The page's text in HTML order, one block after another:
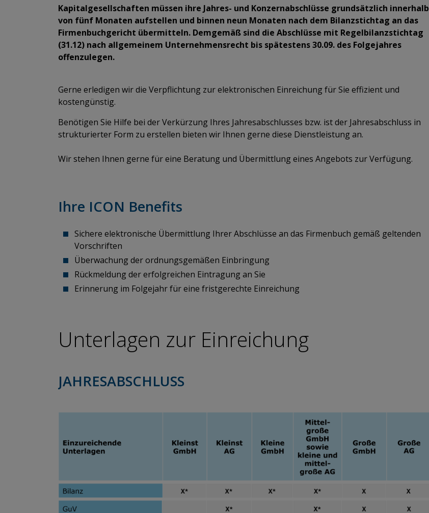
Kapitalgesellschaften müssen ihre Jahres- und Konzernabschlüsse grundsätzlich innerhalb
von fünf Monaten aufstellen und binnen neun Monaten nach dem Bilanzstichtag an das
Firmenbuchgericht übermitteln. Demgemäß sind die Abschlüsse mit Regelbilanzstichtag
(31.12) nach allgemeinem Unternehmensrecht bis spätestens 30.09. des Folgejahres
offenzulegen.
​​​​​​​Gerne erledigen wir die Verpflichtung zur elektronischen Einreichung für Sie effizient und
kostengünstig.
Benötigen Sie Hilfe bei der Verkürzung Ihres Jahresabschlusses bzw. ist der Jahresabschluss in
strukturierter Form zu erstellen bieten wir Ihnen gerne diese Dienstleistung an.
​​​​​​​Wir stehen Ihnen gerne für eine Beratung und Übermittlung eines Angebots zur Verfügung.​​​
Ihre ICON Benefits​​​​​​​
Sichere elektronische Übermittlung Ihrer Abschlüsse an das Firmenbuch gemäß geltenden
Vorschriften
Überwachung der ordnungsgemäßen Einbringung
Rückmeldung der erfolgreichen Eintragung an Sie
Erinnerung im Folgejahr für eine fristgerechte Einreichung
Unterlagen zur Einreichung
JAHRESABSCHLUSS